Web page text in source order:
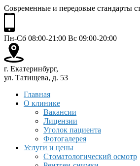
Современные и передовые стандарты
Пн-Сб 08:00-21:00 Вс 09:00-20:00
г. Екатеринбург,
ул. Татищева, д. 53
Главная
О клинике
Вакансии
Лицензии
Уголок пациента
Фотогалерея
Услуги и цены
Стоматологический осмотр